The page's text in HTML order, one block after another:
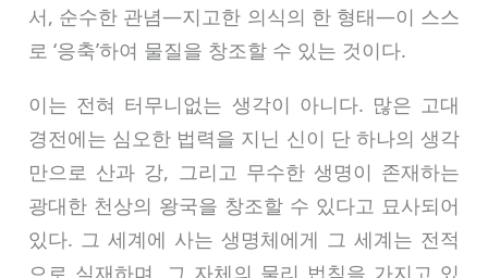
서, 순수한 관념—지고한 의식의 한 형태—이 스스
로 ‘응축’하여 물질을 창조할 수 있는 것이다.
이는 전혀 터무니없는 생각이 아니다. 많은 고대
경전에는 심오한 법력을 지닌 신이 단 하나의 생각
만으로 산과 강, 그리고 무수한 생명이 존재하는
광대한 천상의 왕국을 창조할 수 있다고 묘사되어
있다. 그 세계에 사는 생명체에게 그 세계는 전적
으로 실재하며, 그 자체의 물리 법칙을 가지고 있